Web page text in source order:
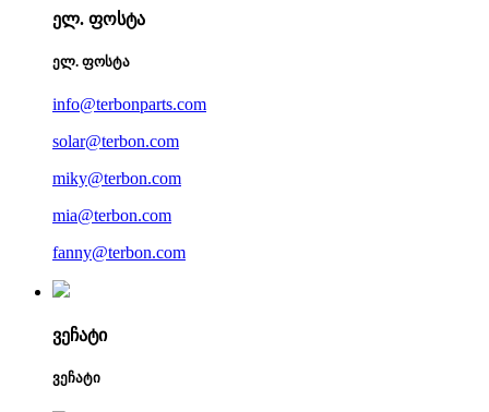
ელ. ფოსტა
ელ. ფოსტა
info@terbonparts.com
solar@terbon.com
miky@terbon.com
mia@terbon.com
fanny@terbon.com
ვეჩატი
ვეჩატი